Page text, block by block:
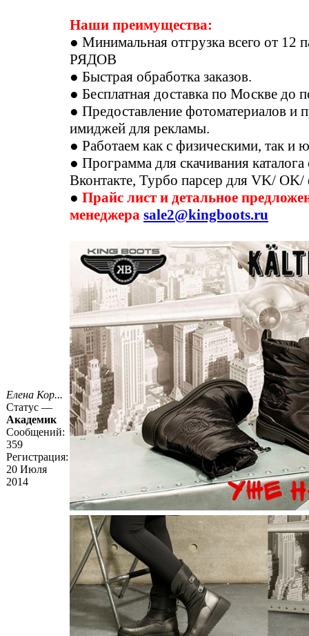
Елена Кор...
Статус —
Академик
Сообщений:
359
Регистрация:
20 Июля
2014
Наши преимущества:
● Минимальная отгрузка всего от
РЯДОВ
● Быстрая обработка заказов.
● Бесплатная доставка по Москве до
● Предоставление фотоматериалов и
имиджей для рекламы.
● Работаем как с физическими, так и
● Программа для скачивания
Вконтакте, Турбо парсер для VK/
● Прайс лист и детальное
менеджера sale2@kingboots.ru